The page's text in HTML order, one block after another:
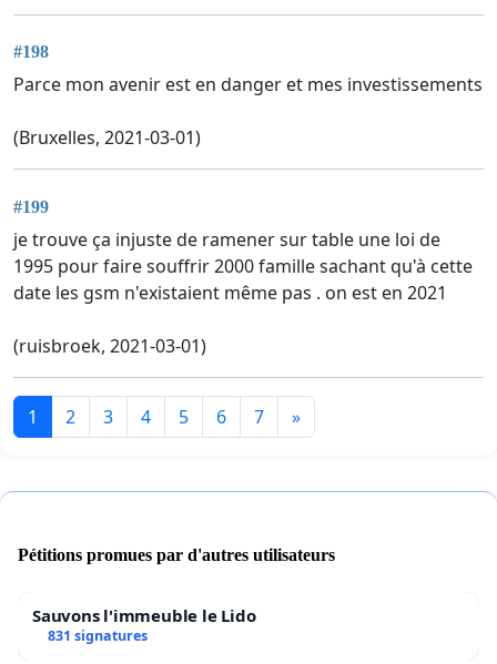
#198
Parce mon avenir est en danger et mes investissements
(Bruxelles, 2021-03-01)
#199
je trouve ça injuste de ramener sur table une loi de
1995 pour faire souffrir 2000 famille sachant qu'à cette
date les gsm n'existaient même pas . on est en 2021
(ruisbroek, 2021-03-01)
1 2 3 4 5 6 7 »
Pétitions promues par d'autres utilisateurs
Sauvons l'immeuble le Lido
831 signatures